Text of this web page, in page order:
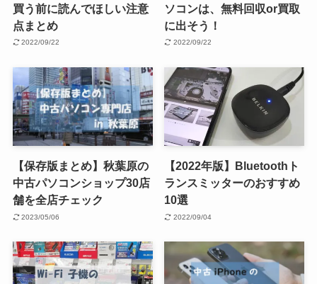
買う前に読んでほしい注意
点まとめ
2022/09/22
ソコンは、無料回収or買取
に出そう！
2022/09/22
【保存版まとめ】秋葉原の
中古パソコンショップ30店
舗を全店チェック
2023/05/06
【2022年版】Bluetoothト
ランスミッターのおすすめ
10選
2022/09/04